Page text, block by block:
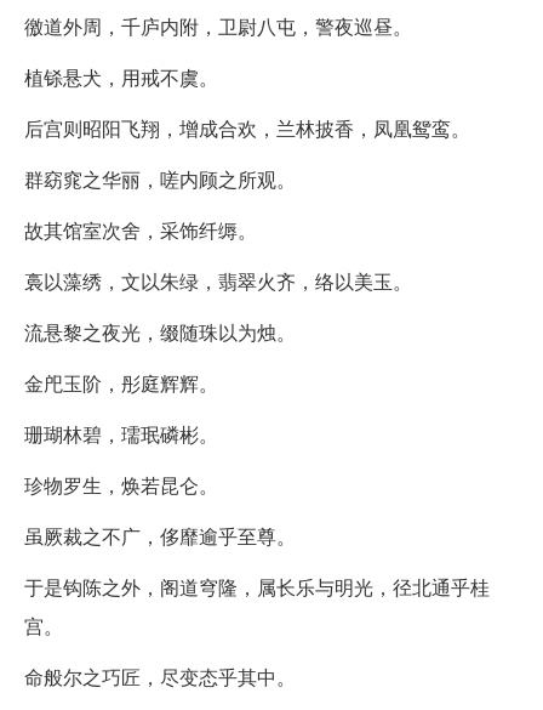
徼道外周，千庐内附，卫尉八屯，警夜巡昼。
植铩悬犬，用戒不虞。
后宫则昭阳飞翔，增成合欢，兰林披香，凤凰鸳鸾。
群窈窕之华丽，嗟内顾之所观。
故其馆室次舍，采饰纤缛。
裛以藻绣，文以朱绿，翡翠火齐，络以美玉。
流悬黎之夜光，缀随珠以为烛。
金戺玉阶，彤庭辉辉。
珊瑚林碧，瓀珉磷彬。
珍物罗生，焕若昆仑。
虽厥裁之不广，侈靡逾乎至尊。
于是钩陈之外，阁道穹隆，属长乐与明光，径北通乎桂
宫。
命般尔之巧匠，尽变态乎其中。